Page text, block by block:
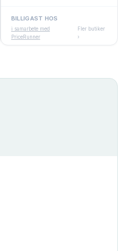
BILLIGAST HOS
i samarbete med
PriceRunner
Fler butiker
›